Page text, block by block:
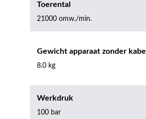
Toerental
21000 omw./min.
Gewicht apparaat zonder kabel
8.0 kg
Werkdruk
100 bar